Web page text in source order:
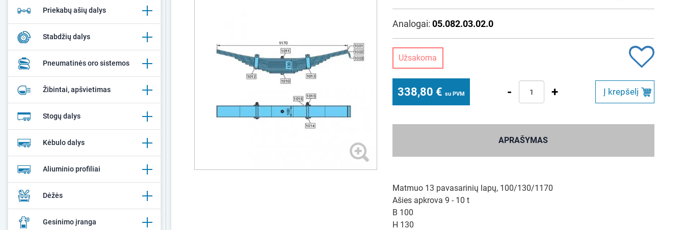
Priekabų ašių dalys
Stabdžių dalys
Pneumatinės oro sistemos
Žibintai, apšvietimas
Stogų dalys
Kėbulo dalys
Aliuminio profiliai
Dėžės
Gesinimo įranga
Analogai: 05.082.03.02.0
Užsakoma
338,80 € su PVM - + Į krepšelį
APRAŠYMAS
Matmuo 13 pavasarinių lapų, 100/130/1170
Ašies apkrova 9 - 10 t
B 100
H 130